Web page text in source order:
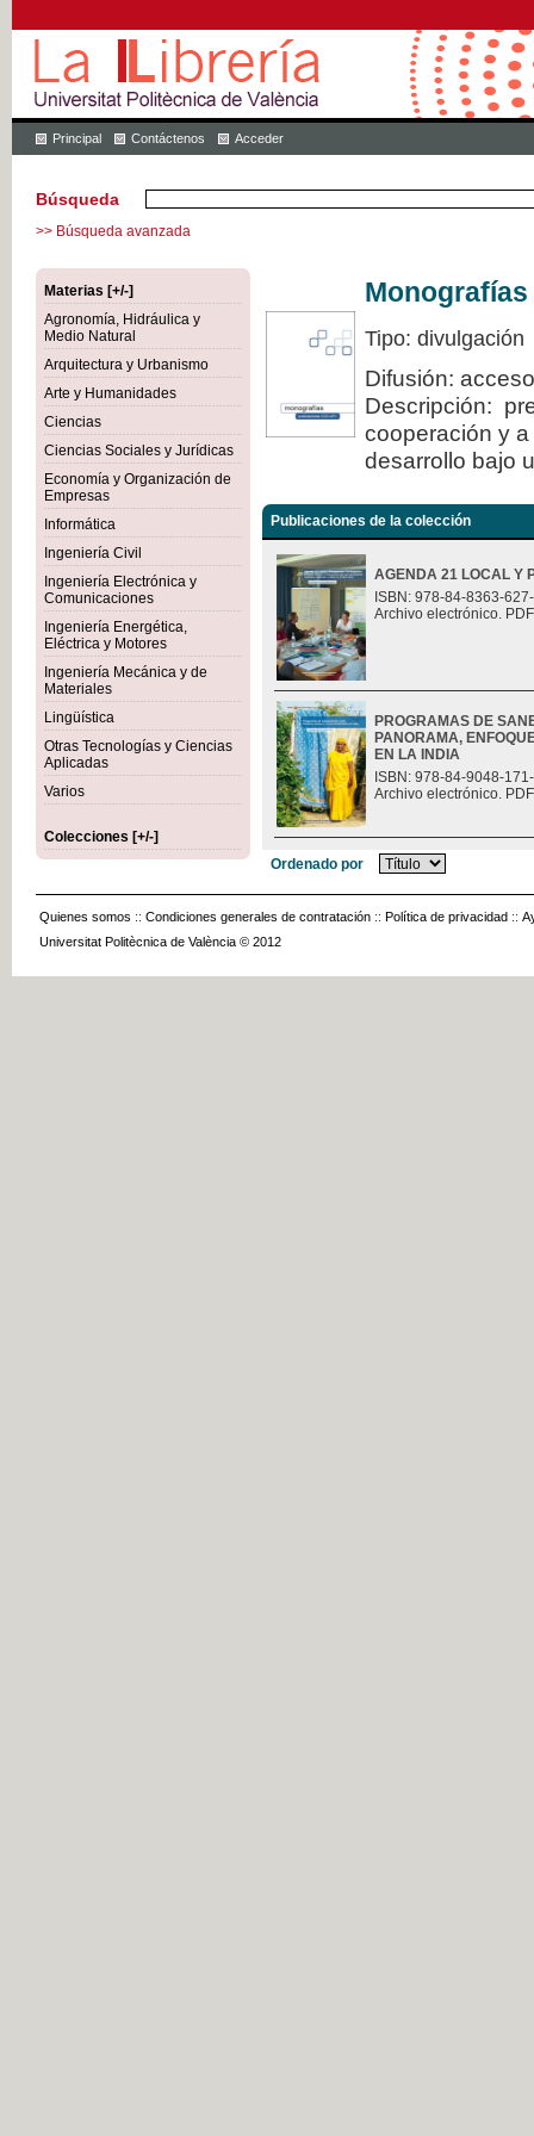
Principal Contáctenos Acceder
Búsqueda
>> Búsqueda avanzada
Materias [+/-]
Agronomía, Hidráulica y
Medio Natural
Arquitectura y Urbanismo
Arte y Humanidades
Ciencias
Ciencias Sociales y Jurídicas
Economía y Organización de
Empresas
Informática
Ingeniería Civil
Ingeniería Electrónica y
Comunicaciones
Ingeniería Energética,
Eléctrica y Motores
Ingeniería Mecánica y de
Materiales
Lingüística
Otras Tecnologías y Ciencias
Aplicadas
Varios
Colecciones [+/-]
Tipo: divulgación
Difusión:
Descripción:
cooperación y
desarrollo bajo
Publicaciones de la colección
AGENDA 21 LOCAL Y
ISBN: 978-84-8363-
Archivo electrónico.
PROGRAMAS DE
PANORAMA,
EN LA INDIA
ISBN: 978-84-9048-
Archivo electrónico.
Ordenado por
Quienes somos :: Condiciones generales de contratación :: Política de privacidad ::
Universitat Politècnica de València © 2012